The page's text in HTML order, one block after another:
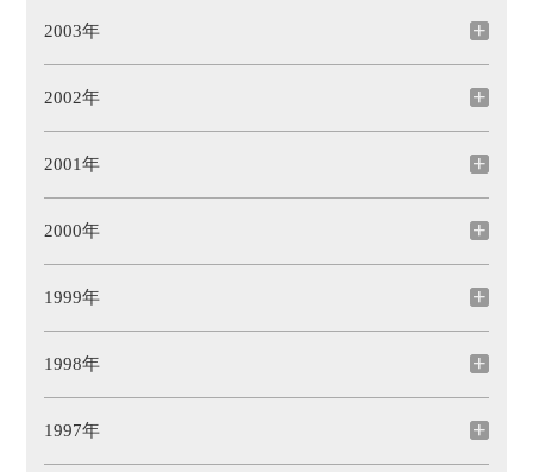
2003年
2002年
2001年
2000年
1999年
1998年
1997年